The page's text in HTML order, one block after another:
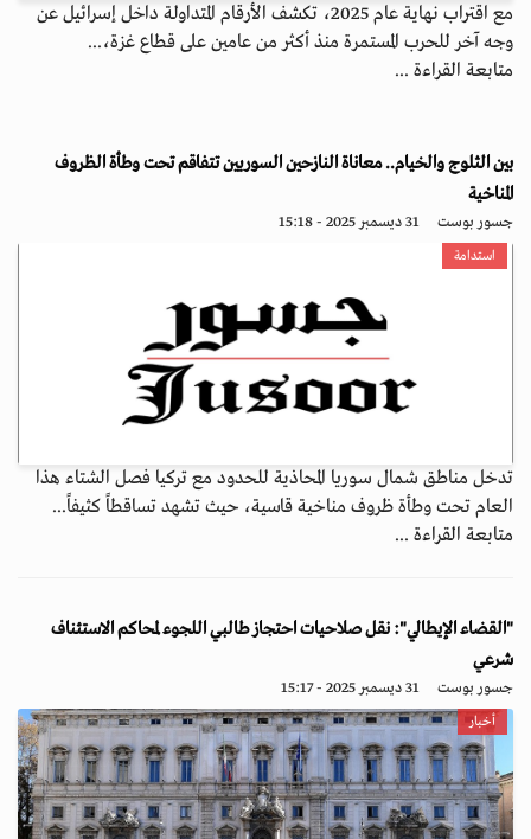
مع اقتراب نهاية عام 2025، تكشف الأرقام المتداولة داخل إسرائيل عن
وجه آخر للحرب المستمرة منذ أكثر من عامين على قطاع غزة،...
متابعة القراءة ...
بين الثلوج والخيام.. معاناة النازحين السوريين تتفاقم تحت وطأة الظروف
المناخية
جسور بوست 31 ديسمبر 2025 - 15:18
استدامة
تدخل مناطق شمال سوريا المحاذية للحدود مع تركيا فصل الشتاء هذا
العام تحت وطأة ظروف مناخية قاسية، حيث تشهد تساقطاً كثيفاً...
متابعة القراءة ...
"القضاء الإيطالي": نقل صلاحيات احتجاز طالبي اللجوء لمحاكم الاستئناف
شرعي
جسور بوست 31 ديسمبر 2025 - 15:17
أخبار